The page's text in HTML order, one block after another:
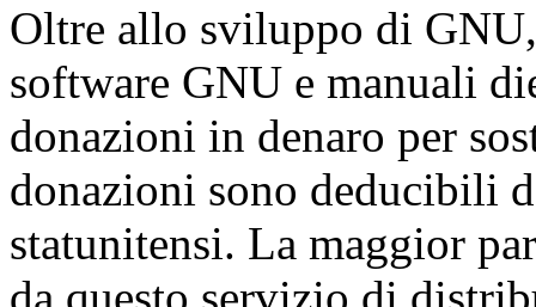
Oltre allo sviluppo di
software GNU e manuali
donazioni in denaro per
donazioni sono deducibili
statunitensi. La maggior
da questo servizio di